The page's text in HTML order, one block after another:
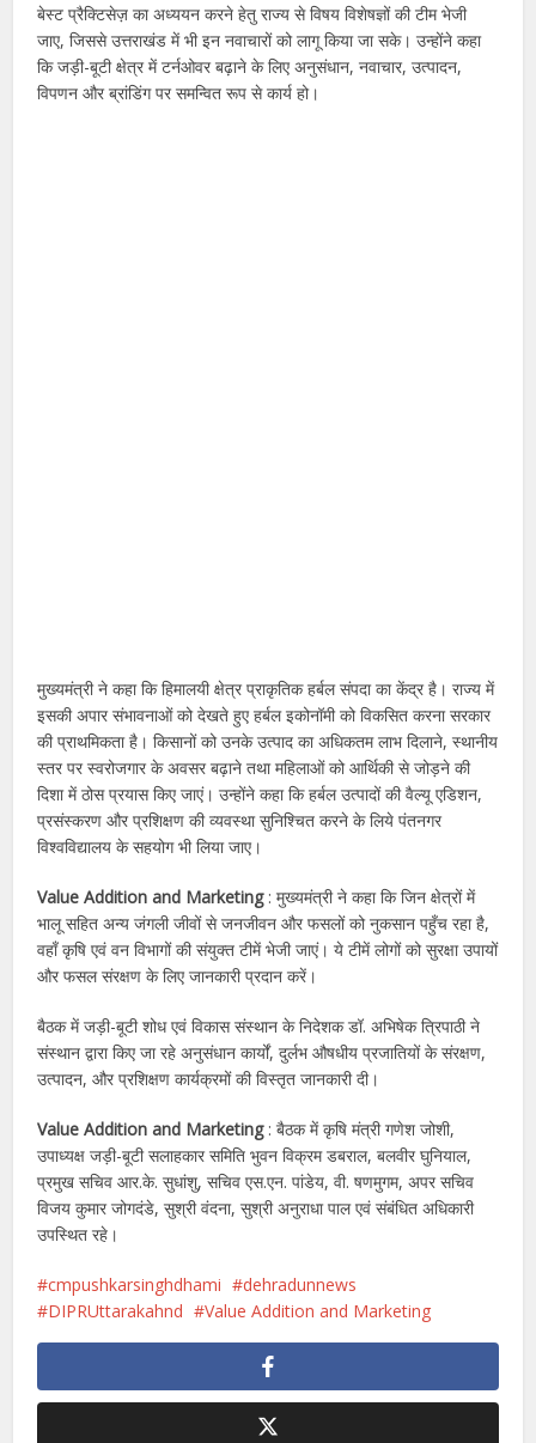
बेस्ट प्रैक्टिसेज़ का अध्ययन करने हेतु राज्य से विषय विशेषज्ञों की टीम भेजी
जाए, जिससे उत्तराखंड में भी इन नवाचारों को लागू किया जा सके। उन्होंने कहा
कि जड़ी-बूटी क्षेत्र में टर्नओवर बढ़ाने के लिए अनुसंधान, नवाचार, उत्पादन,
विपणन और ब्रांडिंग पर समन्वित रूप से कार्य हो।
मुख्यमंत्री ने कहा कि हिमालयी क्षेत्र प्राकृतिक हर्बल संपदा का केंद्र है। राज्य में
इसकी अपार संभावनाओं को देखते हुए हर्बल इकोनॉमी को विकसित करना सरकार
की प्राथमिकता है। किसानों को उनके उत्पाद का अधिकतम लाभ दिलाने, स्थानीय
स्तर पर स्वरोजगार के अवसर बढ़ाने तथा महिलाओं को आर्थिकी से जोड़ने की
दिशा में ठोस प्रयास किए जाएं। उन्होंने कहा कि हर्बल उत्पादों की वैल्यू एडिशन,
प्रसंस्करण और प्रशिक्षण की व्यवस्था सुनिश्चित करने के लिये पंतनगर
विश्वविद्यालय के सहयोग भी लिया जाए।
Value Addition and Marketing: मुख्यमंत्री ने कहा कि जिन क्षेत्रों में
भालू सहित अन्य जंगली जीवों से जनजीवन और फसलों को नुकसान पहुँच रहा है,
वहाँ कृषि एवं वन विभागों की संयुक्त टीमें भेजी जाएं। ये टीमें लोगों को सुरक्षा उपायों
और फसल संरक्षण के लिए जानकारी प्रदान करें।
बैठक में जड़ी-बूटी शोध एवं विकास संस्थान के निदेशक डॉ. अभिषेक त्रिपाठी ने
संस्थान द्वारा किए जा रहे अनुसंधान कार्यों, दुर्लभ औषधीय प्रजातियों के संरक्षण,
उत्पादन, और प्रशिक्षण कार्यक्रमों की विस्तृत जानकारी दी।
Value Addition and Marketing: बैठक में कृषि मंत्री गणेश जोशी,
उपाध्यक्ष जड़ी-बूटी सलाहकार समिति भुवन विक्रम डबराल, बलवीर घुनियाल,
प्रमुख सचिव आर.के. सुधांशु, सचिव एस.एन. पांडेय, वी. षणमुगम, अपर सचिव
विजय कुमार जोगदंडे, सुश्री वंदना, सुश्री अनुराधा पाल एवं संबंधित अधिकारी
उपस्थित रहे।
cmpushkarsinghdhami
dehradunnews
DIPRUttarakahnd
Value Addition and Marketing